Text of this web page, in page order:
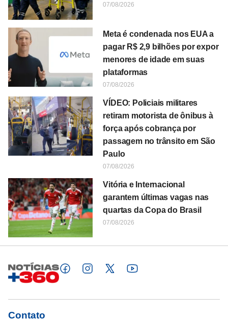
07/08/2026
Meta é condenada nos EUA a
pagar R$ 2,9 bilhões por expor
menores de idade em suas
plataformas
07/08/2026
VÍDEO: Policiais militares
retiram motorista de ônibus à
força após cobrança por
passagem no trânsito em São
Paulo
07/08/2026
Vitória e Internacional
garantem últimas vagas nas
quartas da Copa do Brasil
07/08/2026
Contato